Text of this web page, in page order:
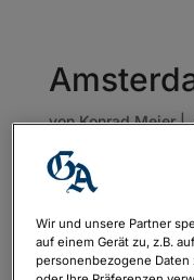
vonKonrad Meier|
Wir und unsere Partner
auf einem Gerät zu, z.B.
personenbezogene